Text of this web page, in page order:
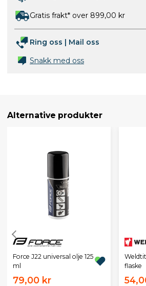
Gratis frakt* over 899,00 kr
Ring oss | Mail oss
Snakk med oss
Alternative produkter
Force J22 universal olje 125
ml
79,00 kr
flaske